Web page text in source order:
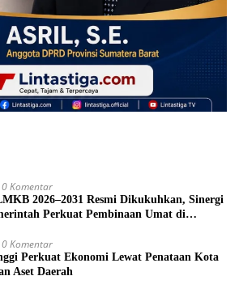
0 Komentar
2026–2031 Resmi Dikukuhkan, Sinergi
Perkuat Pembinaan Umat di
0 Komentar
Perkuat Ekonomi Lewat Penataan Kota
Aset Daerah